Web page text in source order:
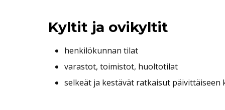
Kyltit ja ovikyltit
henkilökunnan tilat
varastot, toimistot, huoltotilat
selkeät ja kestävät ratkaisut päivittäiseen